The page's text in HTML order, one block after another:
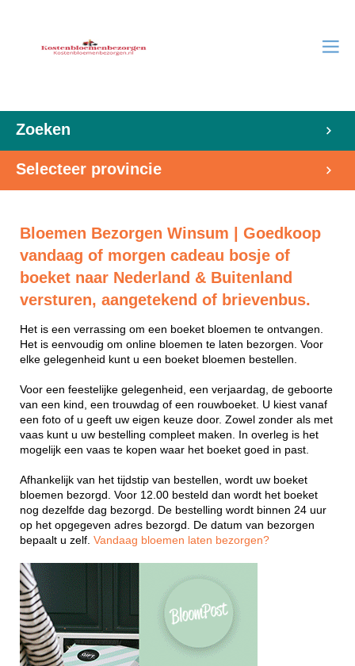
Zoeken
Selecteer provincie
Bloemen Bezorgen Winsum | Goedkoop
vandaag of morgen cadeau bosje of
boeket naar Nederland & Buitenland
versturen, aangetekend of brievenbus.
Het is een verrassing om een boeket bloemen te ontvangen.
Het is eenvoudig om online bloemen te laten bezorgen. Voor
elke gelegenheid kunt u een boeket bloemen bestellen.
Voor een feestelijke gelegenheid, een verjaardag, de geboorte
van een kind, een trouwdag of een rouwboeket. U kiest vanaf
een foto of u geeft uw eigen keuze door. Zowel zonder als met
vaas kunt u uw bestelling compleet maken. In overleg is het
mogelijk een vaas te kopen waar het boeket goed in past.
Afhankelijk van het tijdstip van bestellen, wordt uw boeket
bloemen bezorgd. Voor 12.00 besteld dan wordt het boeket
nog dezelfde dag bezorgd. De bestelling wordt binnen 24 uur
op het opgegeven adres bezorgd. De datum van bezorgen
bepaalt u zelf. Vandaag bloemen laten bezorgen?